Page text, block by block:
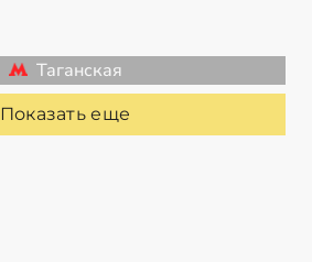
Таганская
Показать еще